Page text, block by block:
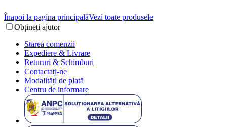
Înapoi la pagina principalăVezi toate produsele
Obțineți ajutor
Starea comenzii
Expediere & Livrare
Retururi & Schimburi
Contactați-ne
Modalități de plată
Centru de informare